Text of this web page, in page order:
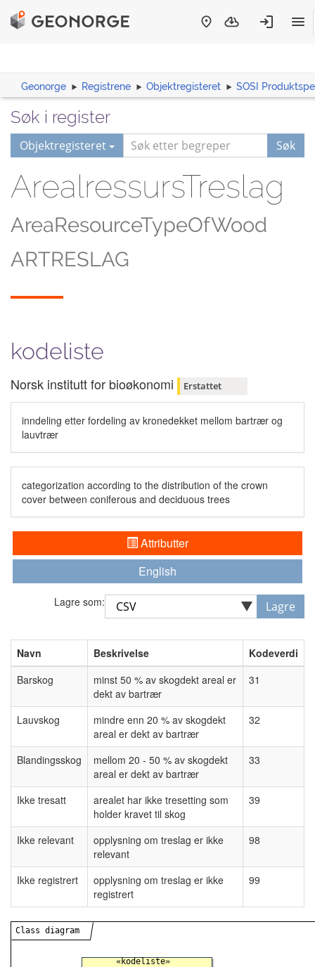
Geonorge Registrene Objektregisteret SOSI
Søk i register
Objektregisteret Søk
ArealressursTreslag
AreaResourceTypeOfWood
ARTRESLAG
kodeliste
Norsk institutt for bioøkonomi Erstattet
inndeling etter fordeling av kronedekket mellom bartrær og
lauvtrær
categorization according to the distribution of the crown
cover between coniferous and deciduous trees
Attributter
English
Lagre som: Lagre
Navn Beskrivelse
Kodeverdi
Barskog
minst 50 % av skogdekt areal er
dekt av bartrær
31
Lauvskog
mindre enn 20 % av skogdekt
areal er dekt av bartrær
32
Blandingsskog
mellom 20 - 50 % av skogdekt
areal er dekt av bartrær
33
Ikke tresatt
arealet har ikke tresetting som
holder kravet til skog
39
Ikke relevant
opplysning om treslag er ikke
relevant
98
Ikke registrert
opplysning om treslag er ikke
registrert
99